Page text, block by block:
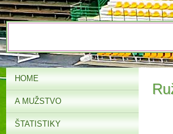
HOME
A MUŽSTVO
ŠTATISTIKY